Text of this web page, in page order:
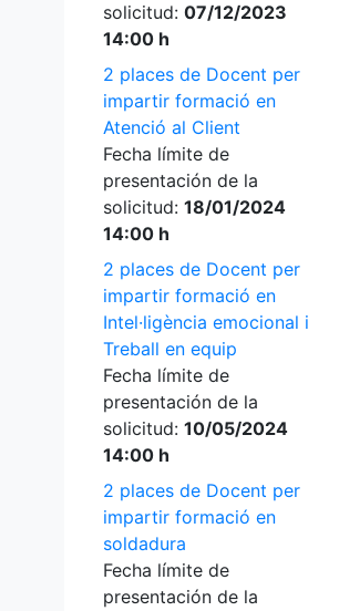
solicitud: 07/12/2023
14:00 h
2 places de Docent per
impartir formació en
Atenció al Client
Fecha límite de
presentación de la
solicitud: 18/01/2024
14:00 h
2 places de Docent per
impartir formació en
Intel·ligència emocional i
Treball en equip
Fecha límite de
presentación de la
solicitud: 10/05/2024
14:00 h
2 places de Docent per
impartir formació en
soldadura
Fecha límite de
presentación de la